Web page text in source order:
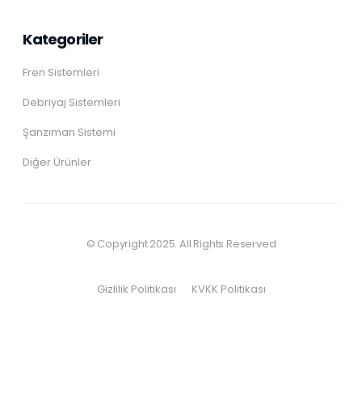
Kategoriler
Fren Sistemleri
Debriyaj Sistemleri
Şanzıman Sistemi
Diğer Ürünler
© Copyright 2025. All Rights Reserved
Gizlilik Politikası KVKK Politikası